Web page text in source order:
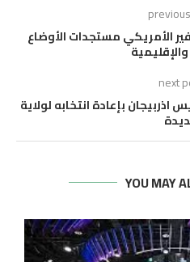
الأمريكي مستجدات الأوضاع
next
بإعادة انتخابه لولاية
YOU MAY